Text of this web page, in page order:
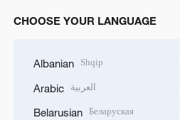
CHOOSE YOUR LANGUAGE
Albanian Shqip
Arabic العربية
Belarusian Беларуская